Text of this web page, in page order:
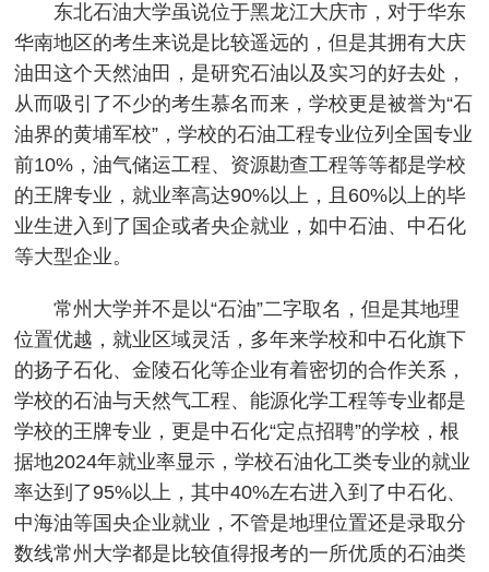
东北石油大学虽说位于黑龙江大庆市，对于华东
华南地区的考生来说是比较遥远的，但是其拥有大庆
油田这个天然油田，是研究石油以及实习的好去处，
从而吸引了不少的考生慕名而来，学校更是被誉为“石
油界的黄埔军校”，学校的石油工程专业位列全国专业
前10%，油气储运工程、资源勘查工程等等都是学校
的王牌专业，就业率高达90%以上，且60%以上的毕
业生进入到了国企或者央企就业，如中石油、中石化
等大型企业。
常州大学并不是以“石油”二字取名，但是其地理
位置优越，就业区域灵活，多年来学校和中石化旗下
的扬子石化、金陵石化等企业有着密切的合作关系，
学校的石油与天然气工程、能源化学工程等专业都是
学校的王牌专业，更是中石化“定点招聘”的学校，根
据地2024年就业率显示，学校石油化工类专业的就业
率达到了95%以上，其中40%左右进入到了中石化、
中海油等国央企业就业，不管是地理位置还是录取分
数线常州大学都是比较值得报考的一所优质的石油类